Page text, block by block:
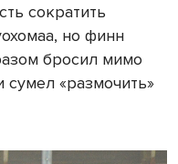
сократить
но финн
бросил мимо
«размочить»